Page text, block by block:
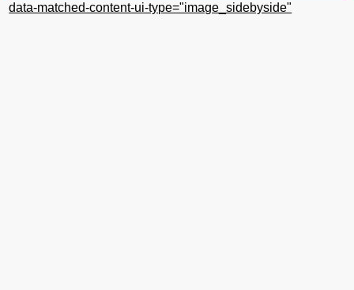
data-matched-content-ui-type="image_sidebyside"